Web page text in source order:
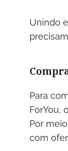
Unindo
Para
ForYou, o
Por
com